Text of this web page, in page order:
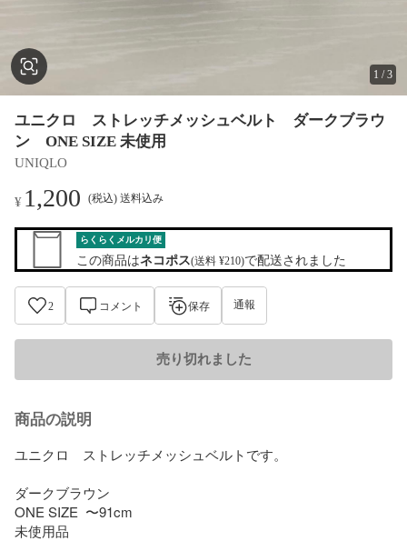
1 /3
ユニクロ ストレッチメッシュベルト ダークブラウ
ン ONE SIZE 未使用
UNIQLO
¥ 1,200 (税込) 送料込み
らくらくメルカリ便
この商品はネコポス(送料 ¥210)で配送されました
2 コメント 保存 通報
売り切れました
商品の説明
ユニクロ　ストレッチメッシュベルトです。
ダークブラウン
ONE SIZE  〜91cm
未使用品